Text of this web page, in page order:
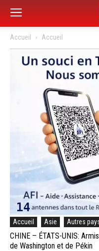
Accueil Accueil
Accueil Asie Autres
CHINE – ÉTATS-UNIS:
de Washington et de Pékin